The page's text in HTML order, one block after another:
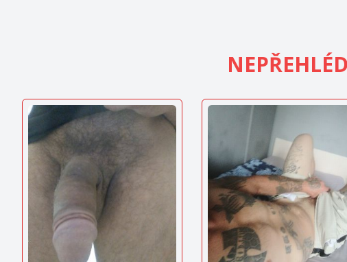
ZOBRAZIT
INZERÁT
ZOBRAZIT
INZERÁT